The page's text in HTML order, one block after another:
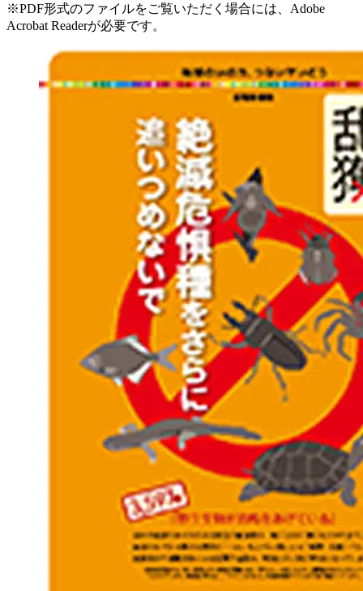
※PDF形式のファイルをご覧いただく場合には、Adobe
Acrobat Readerが必要です。